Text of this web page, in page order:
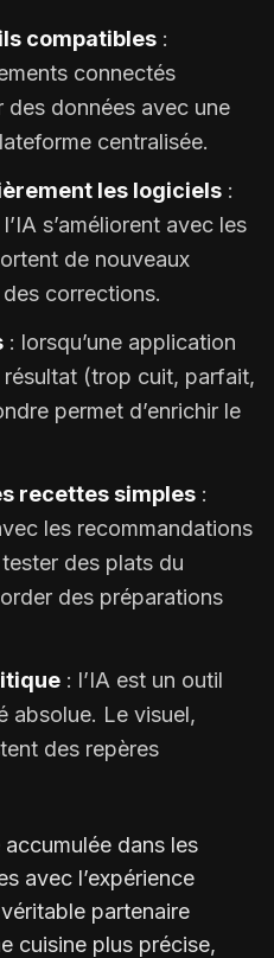
compatibles :
connectés
des données avec une
centralisée.
les logiciels :
s’améliorent avec les
de nouveaux
corrections.
: lorsqu’une application
résultat (trop cuit, parfait,
permet d’enrichir le
recettes simples :
les recommandations
des plats du
des préparations
: l’IA est un outil
absolue. Le visuel,
des repères
accumulée dans les
avec l’expérience
partenaire
cuisine plus précise,